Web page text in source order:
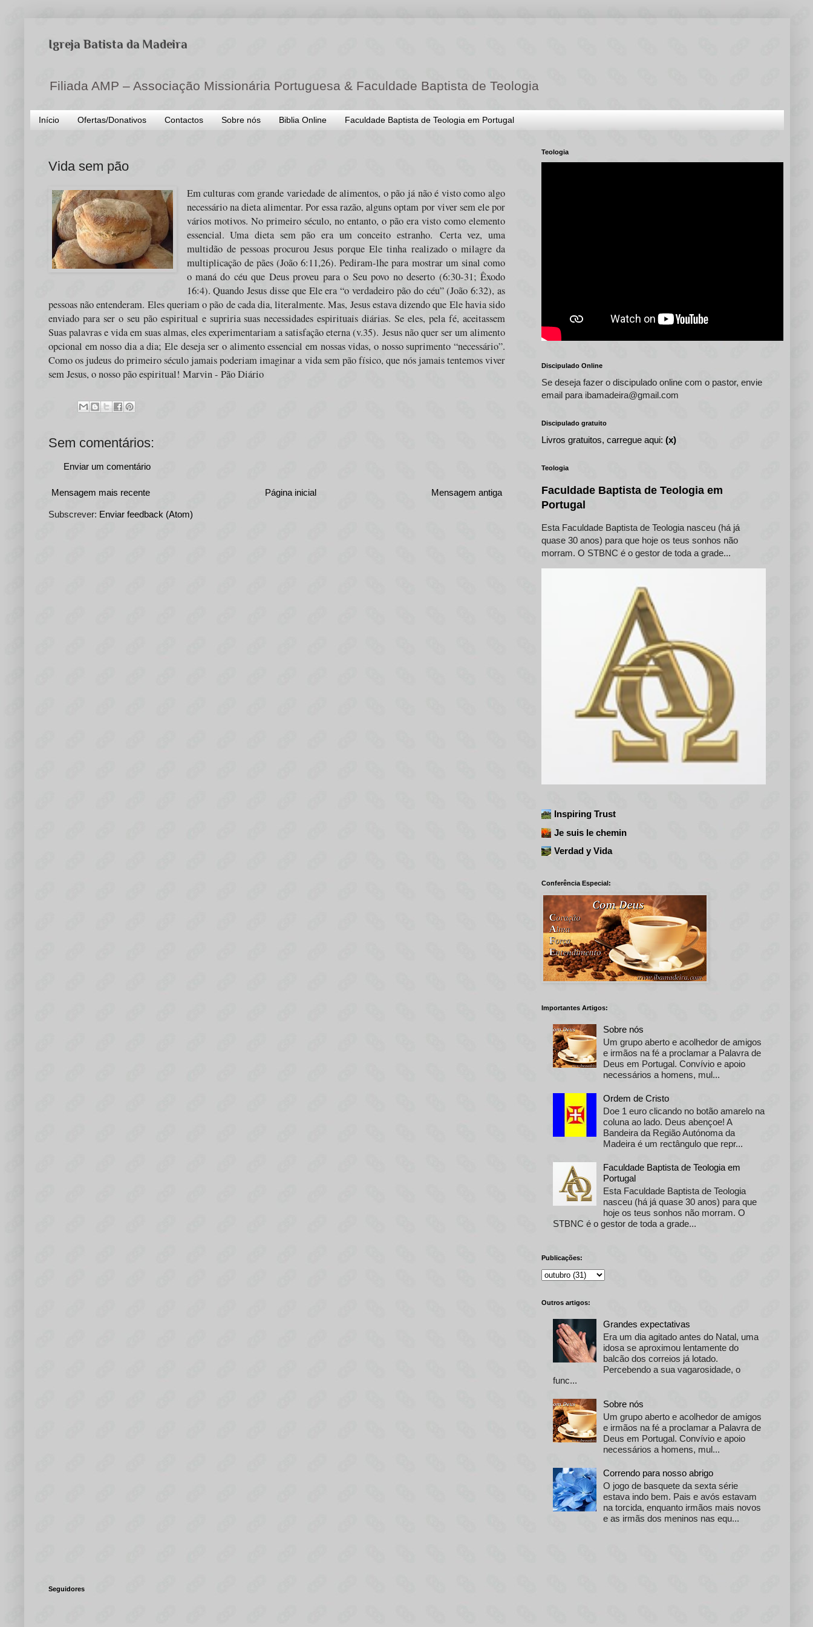
Igreja Batista da Madeira
Filiada AMP – Associação Missionária Portuguesa & Faculdade Baptista de Teologia
Início Ofertas/Donativos Contactos Sobre nós Biblia Online Faculdade Baptista de Teologia em Portugal
Vida sem pão
Em culturas com grande variedade de alimentos, o pão já não é visto como algo
necessário na dieta alimentar. Por essa razão, alguns optam por viver sem ele por
vários motivos. No primeiro século, no entanto, o pão era visto como elemento
essencial. Uma dieta sem pão era um conceito estranho. Certa vez, uma
multidão de pessoas procurou Jesus porque Ele tinha realizado o milagre da
multiplicação de pães (João 6:11,26). Pediram-lhe para mostrar um sinal como
o maná do céu que Deus proveu para o Seu povo no deserto (6:30-31; Êxodo
16:4). Quando Jesus disse que Ele era “o verdadeiro pão do céu” (João 6:32), as
pessoas não entenderam. Eles queriam o pão de cada dia, literalmente. Mas, Jesus estava dizendo que Ele havia sido
enviado para ser o seu pão espiritual e supriria suas necessidades espirituais diárias. Se eles, pela fé, aceitassem
Suas palavras e vida em suas almas, eles experimentariam a satisfação eterna (v.35). Jesus não quer ser um alimento
opcional em nosso dia a dia; Ele deseja ser o alimento essencial em nossas vidas, o nosso suprimento “necessário”.
Como os judeus do primeiro século jamais poderiam imaginar a vida sem pão físico, que nós jamais tentemos viver
sem Jesus, o nosso pão espiritual! Marvin - Pão Diário
Sem comentários:
Enviar um comentário
Mensagem mais recente Mensagem antiga
Página inicial
Subscrever: Enviar feedback (Atom)
Teologia
Discipulado Online
Se deseja fazer o discipulado online com o pastor, envie
email para ibamadeira@gmail.com
Discipulado gratuito
Livros gratuitos, carregue aqui: (x)
Teologia
Faculdade Baptista de Teologia em
Portugal
Esta Faculdade Baptista de Teologia nasceu (há já
quase 30 anos) para que hoje os teus sonhos não
morram. O STBNC é o gestor de toda a grade...
Inspiring Trust
Je suis le chemin
Verdad y Vida
Conferência Especial:
Importantes Artigos:
Sobre nós
Um grupo aberto e acolhedor de amigos
e irmãos na fé a proclamar a Palavra de
Deus em Portugal. Convívio e apoio
necessários a homens, mul...
Ordem de Cristo
Doe 1 euro clicando no botão amarelo na
coluna ao lado. Deus abençoe! A
Bandeira da Região Autónoma da
Madeira é um rectângulo que repr...
Faculdade Baptista de Teologia em
Portugal
Esta Faculdade Baptista de Teologia
nasceu (há já quase 30 anos) para que
hoje os teus sonhos não morram. O
STBNC é o gestor de toda a grade...
Publicações:
Outros artigos:
Grandes expectativas
Era um dia agitado antes do Natal, uma
idosa se aproximou lentamente do
balcão dos correios já lotado.
Percebendo a sua vagarosidade, o
func...
Sobre nós
Um grupo aberto e acolhedor de amigos
e irmãos na fé a proclamar a Palavra de
Deus em Portugal. Convívio e apoio
necessários a homens, mul...
Correndo para nosso abrigo
O jogo de basquete da sexta série
estava indo bem. Pais e avós estavam
na torcida, enquanto irmãos mais novos
e as irmãs dos meninos nas equ...
Seguidores